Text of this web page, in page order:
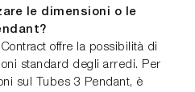
le dimensioni o le
offre la possibilità di
standard degli arredi. Per
sul Tubes 3 Pendant, è